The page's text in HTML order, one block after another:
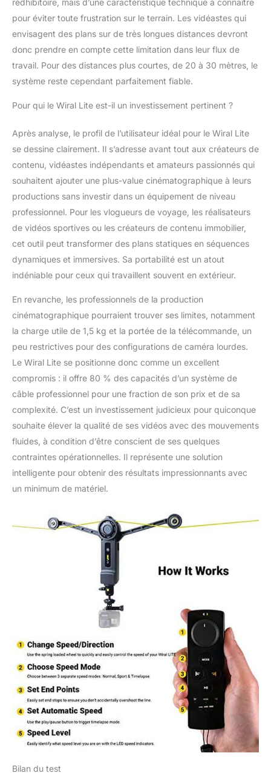
rédhibitoire, mais d’une caractéristique technique à connaître
pour éviter toute frustration sur le terrain. Les vidéastes qui
envisagent des plans sur de très longues distances devront
donc prendre en compte cette limitation dans leur flux de
travail. Pour des distances plus courtes, de 20 à 30 mètres, le
système reste cependant parfaitement fiable.
Pour qui le Wiral Lite est-il un investissement pertinent ?
Après analyse, le profil de l’utilisateur idéal pour le Wiral Lite
se dessine clairement. Il s’adresse avant tout aux créateurs de
contenu, vidéastes indépendants et amateurs passionnés qui
souhaitent ajouter une plus-value cinématographique à leurs
productions sans investir dans un équipement de niveau
professionnel. Pour les vlogueurs de voyage, les réalisateurs
de vidéos sportives ou les créateurs de contenu immobilier,
cet outil peut transformer des plans statiques en séquences
dynamiques et immersives. Sa portabilité est un atout
indéniable pour ceux qui travaillent souvent en extérieur.
En revanche, les professionnels de la production
cinématographique pourraient trouver ses limites, notamment
la charge utile de 1,5 kg et la portée de la télécommande, un
peu restrictives pour des configurations de caméra lourdes.
Le Wiral Lite se positionne donc comme un excellent
compromis : il offre 80 % des capacités d’un système de
câble professionnel pour une fraction de son prix et de sa
complexité. C’est un investissement judicieux pour quiconque
souhaite élever la qualité de ses vidéos avec des mouvements
fluides, à condition d’être conscient de ses quelques
contraintes opérationnelles. Il représente une solution
intelligente pour obtenir des résultats impressionnants avec
un minimum de matériel.
Bilan du test